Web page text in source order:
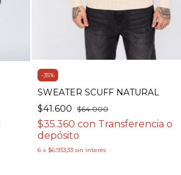
-35%
SWEATER SCUFF NATURAL
$41.600 $64.000
$35.360 con Transferencia o
depósito
6 x $6.933,33 sin interés